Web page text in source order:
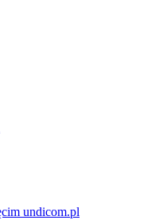
undicom.pl